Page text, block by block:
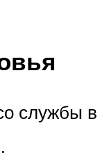
службы в